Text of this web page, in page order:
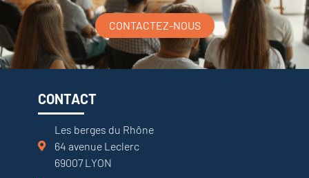
CONTACTEZ-NOUS
CONTACT
Les berges du Rhône
64 avenue Leclerc
69007 LYON